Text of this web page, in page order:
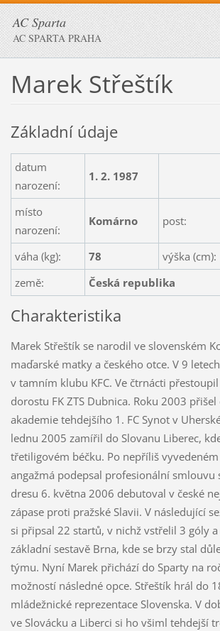
AC Sparta
AC SPARTA PRAHA
Marek Střeštík
Základní údaje
datum
narození:
1. 2. 1987
místo
narození:
Komárno post:
váha (kg): 78 výška (cm):
země:
Česká republika
Charakteristika
Marek Střeštík se narodil ve slovenském
maďarské matky a českého otce. V 9
v tamním klubu KFC. Ve čtrnácti
dorostu FK ZTS Dubnica. Roku 2003
akademie tehdejšího 1. FC Synot v
lednu 2005 zamířil do Slovanu Liberec,
třetiligovém béčku. Po nepříliš
angažmá podepsal profesionální smlouvu
dresu 6. května 2006 debutoval v české
zápase proti pražské Slavii. V následující
si připsal 22 startů, v nichž vstřelil 3 góly
základní sestavě Brna, kde se brzy stal
týmu. Nyní Marek přichází do Sparty na
možností následné opce. Střeštík hrál do
mládežnické reprezentace Slovenska. V
ve Slovácku a Liberci si ho všiml tehdejší